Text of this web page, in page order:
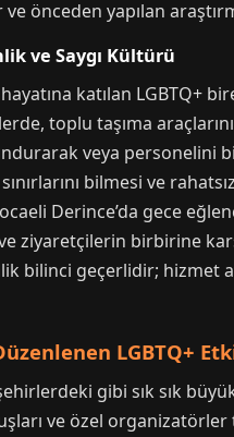
önceden yapılan
ve Saygı Kültürü
katılan LGBTQ+
toplu taşıma
veya personelini
bilmesi ve
Derince’da gece
ziyaretçilerin birbirine
bilinci geçerlidir; hizmet
LGBTQ+
gibi sık sık
ve özel